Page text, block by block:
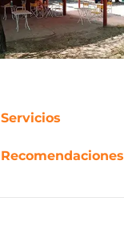
Servicios
Recomendaciones